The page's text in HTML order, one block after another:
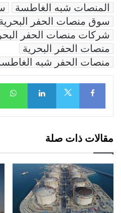
المنصات شبه الغاطسة
سوق منصات الحفر
شركات منصات الحفر
منصات الحفر البحرية
منصات الحفر شبه
Facebook
LinkedIn
مقالات ذات صلة